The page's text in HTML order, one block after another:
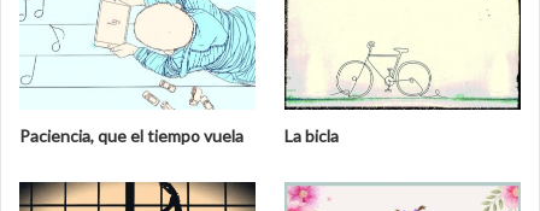
Paciencia, que el tiempo vuela La bicla